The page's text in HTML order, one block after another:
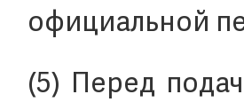
официальной
(5) Перед